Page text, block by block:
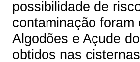
possibilidade de
contaminação
Algodões e Açude
obtidos nas